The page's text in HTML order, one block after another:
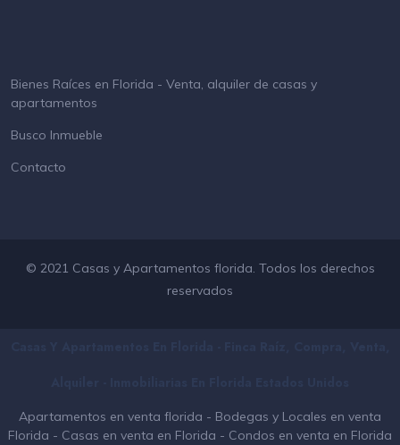
Bienes Raíces en Florida - Venta, alquiler de casas y
apartamentos
Busco Inmueble
Contacto
© 2021 Casas y Apartamentos florida. Todos los derechos
reservados
Apartamentos en venta florida - Bodegas y Locales en venta
Florida - Casas en venta en Florida - Condos en venta en Florida